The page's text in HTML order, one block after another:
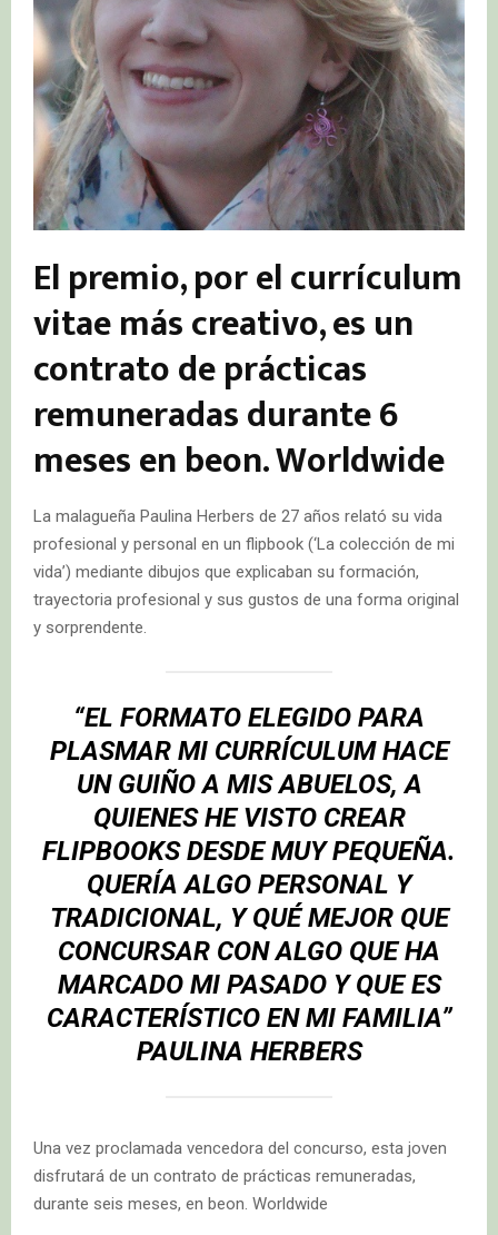
El premio, por el currículum
vitae más creativo, es un
contrato de prácticas
remuneradas durante 6
meses en beon. Worldwide
La malagueña Paulina Herbers de 27 años relató su vida
profesional y personal en un flipbook (‘La colección de mi
vida’) mediante dibujos que explicaban su formación,
trayectoria profesional y sus gustos de una forma original
y sorprendente.
“EL FORMATO ELEGIDO PARA
PLASMAR MI CURRÍCULUM HACE
UN GUIÑO A MIS ABUELOS, A
QUIENES HE VISTO CREAR
FLIPBOOKS DESDE MUY PEQUEÑA.
QUERÍA ALGO PERSONAL Y
TRADICIONAL, Y QUÉ MEJOR QUE
CONCURSAR CON ALGO QUE HA
MARCADO MI PASADO Y QUE ES
CARACTERÍSTICO EN MI FAMILIA”
PAULINA HERBERS
Una vez proclamada vencedora del concurso, esta joven
disfrutará de un contrato de prácticas remuneradas,
durante seis meses, en beon. Worldwide